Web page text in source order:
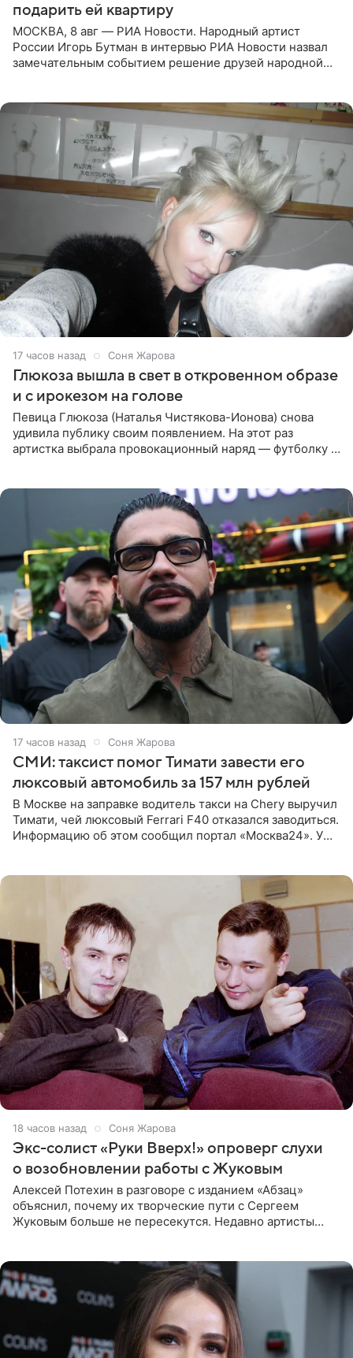
подарить ей квартиру
МОСКВА, 8 авг — РИА Новости. Народный артист
России Игорь Бутман в интервью РИА Новости назвал
замечательным событием решение друзей народной
17 часов назад Соня Жарова
Глюкоза вышла в свет в откровенном образе
и с ирокезом на голове
Певица Глюкоза (Наталья Чистякова-Ионова) снова
удивила публику своим появлением. На этот раз
артистка выбрала провокационный наряд — футболку с
17 часов назад Соня Жарова
СМИ: таксист помог Тимати завести его
люксовый автомобиль за 157 млн рублей
В Москве на заправке водитель такси на Chery выручил
Тимати, чей люксовый Ferrari F40 отказался заводиться.
Информацию об этом сообщил портал «Москва24». У
18 часов назад Соня Жарова
Экс-солист «Руки Вверх!» опроверг слухи
о возобновлении работы с Жуковым
Алексей Потехин в разговоре с изданием «Абзац»
объяснил, почему их творческие пути с Сергеем
Жуковым больше не пересекутся. Недавно артисты